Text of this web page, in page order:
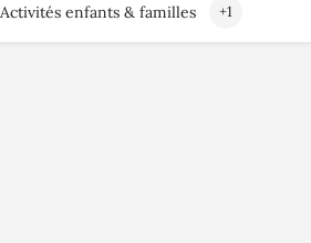
Activités enfants & familles +1